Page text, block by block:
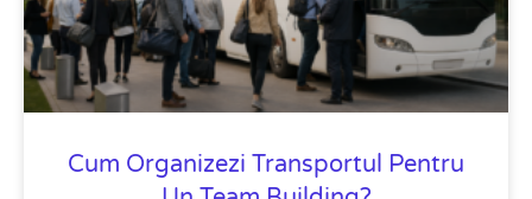
Cum Organizezi Transportul Pentru